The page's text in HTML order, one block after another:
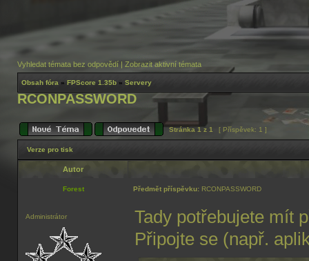
Vyhledat témata bez odpovědí | Zobrazit aktivní témata
Obsah fóra » FPScore 1.35b » Servery
RCONPASSWORD
Stránka 1 z 1 [ Příspěvek: 1 ]
Verze pro tisk
Autor
Forest Předmět příspěvku: RCONPASSWORD
Administrátor
Tady potřebujete mít
Připojte se (např.